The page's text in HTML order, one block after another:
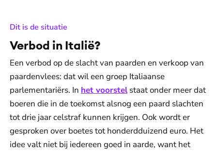
Dit is de situatie
Verbod in Italië?
Een verbod op de slacht van paarden en verkoop van
paardenvlees: dat wil een groep Italiaanse
parlementariërs. In het voorstelstaat onder meer dat
boeren die in de toekomst alsnog een paard slachten
tot drie jaar celstraf kunnen krijgen. Ook wordt er
gesproken over boetes tot honderdduizend euro. Het
idee valt niet bij iedereen goed in aarde, want het